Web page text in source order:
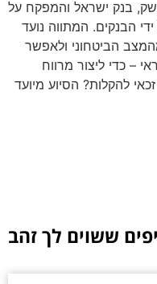
בנק ישראל והמפקח על
הבנקים. המתווה נועד
הביטחוני ולאפשר
– כדי ליצור מרווח
להקלות? הסיוע מיועד
ששוים לך זהב